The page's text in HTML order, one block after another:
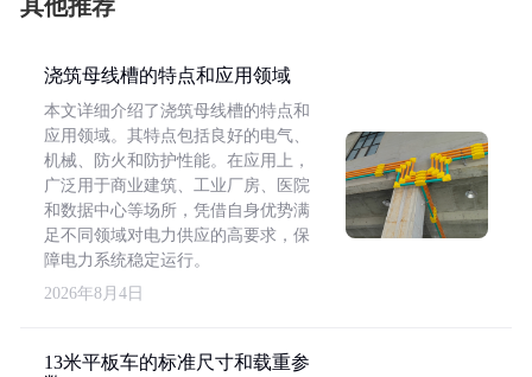
其他推荐
浇筑母线槽的特点和应用领域
本文详细介绍了浇筑母线槽的特点和
应用领域。其特点包括良好的电气、
机械、防火和防护性能。在应用上，
广泛用于商业建筑、工业厂房、医院
和数据中心等场所，凭借自身优势满
足不同领域对电力供应的高要求，保
障电力系统稳定运行。
2026年8月4日
13米平板车的标准尺寸和载重参